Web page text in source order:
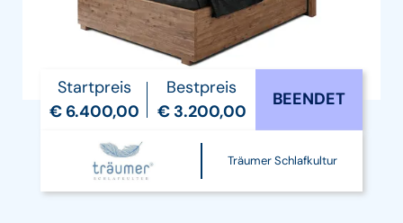
Startpreis
€ 6.400,00
Bestpreis
€ 3.200,00
BEENDET
Träumer Schlafkultur